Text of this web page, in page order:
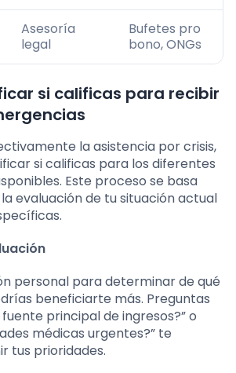
Asesoría
legal
Bufetes pro
bono, ONGs
si calificas para recibir
la asistencia por crisis,
si calificas para los diferentes
Este proceso se basa
evaluación de tu situación actual
personal para determinar de qué
beneficiarte más. Preguntas
principal de ingresos?” o
médicas urgentes?” te
tus prioridades.